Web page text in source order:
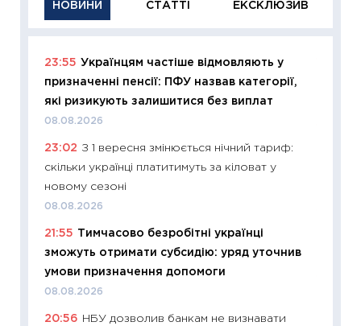
НОВИНИ СТАТТІ ЕКСКЛЮЗИВ
23:55 Українцям частіше відмовляють у
призначенні пенсії: ПФУ назвав категорії,
які ризикують залишитися без виплат
08.08.2026
23:02 З 1 вересня змінюється нічний тариф:
скільки українці платитимуть за кіловат у
новому сезоні
08.08.2026
21:55 Тимчасово безробітні українці
зможуть отримати субсидію: уряд уточнив
умови призначення допомоги
08.08.2026
20:56 НБУ дозволив банкам не визнавати